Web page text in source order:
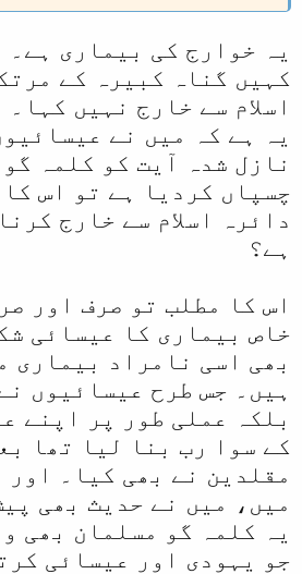
یہ خوارج کی بیماری ہے۔
کہیں گناہ کبیرہ کے
اسلام سے خارج نہیں
یہ ہے کہ میں نے
نازل شدہ آیت کو کلمہ گو
چسپاں کردیا ہے تو اس
دائرہ اسلام سے خارج
ہے؟
اس کا مطلب تو صرف اور
خاص بیماری کا عیسائی
بھی اسی نامراد بیماری
ہیں۔ جس طرح عیسائیوں
بلکہ عملی طور پر اپنے
کے سوا رب بنا لیا تھا
مقلدین نے بھی کیا۔
میں، میں نے حدیث بھی
یہ کلمہ گو مسلمان بھی
جو یہودی اور عیسائی